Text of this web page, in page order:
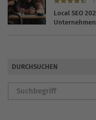
Local SEO
Unternehmen
DURCHSUCHEN